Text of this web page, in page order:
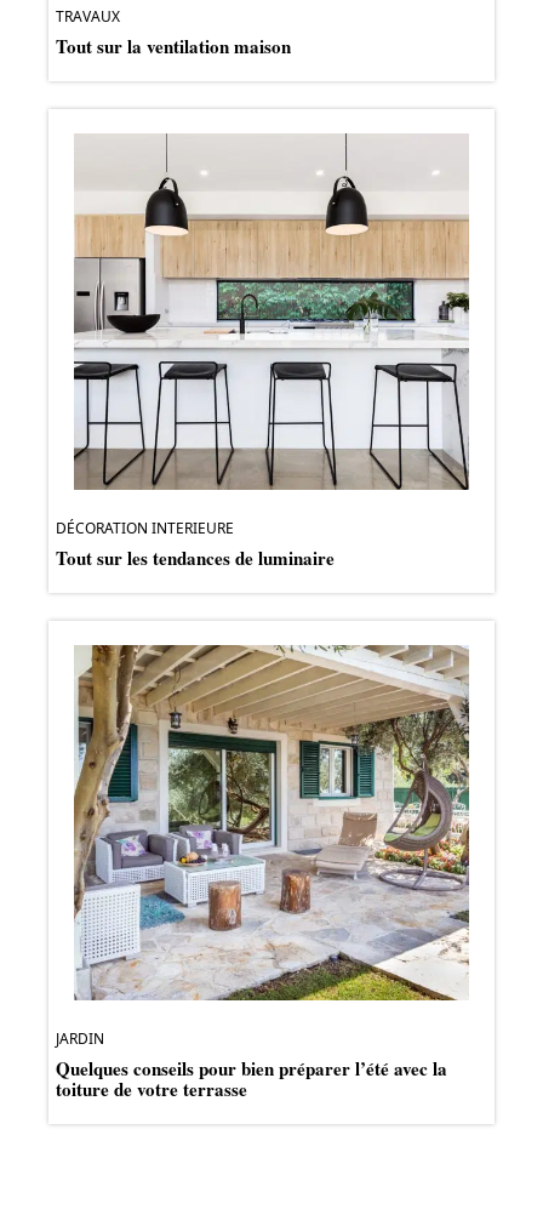
TRAVAUX
Tout sur la ventilation maison
DÉCORATION INTERIEURE
Tout sur les tendances de luminaire
JARDIN
Quelques conseils pour bien préparer l’été avec la
toiture de votre terrasse